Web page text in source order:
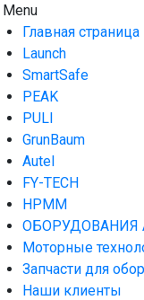
Skip
to
content
AUTO HOUSE
Технологии
Launch в
Menu
Главная страница
Launch
SmartSafe
PEAK
PULI
GrunBaum
Autel
FY-TECH
HPMM
ОБОРУДОВАНИЯ
Моторные
Запчасти для
Наши клиенты